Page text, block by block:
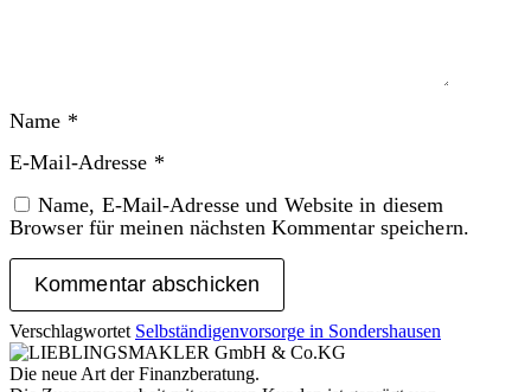
Name *
E-Mail-Adresse *
Name, E-Mail-Adresse und Website in diesem
Browser für meinen nächsten Kommentar speichern.
Verschlagwortet Selbständigenvorsorge in Sondershausen
Die neue Art der Finanzberatung.